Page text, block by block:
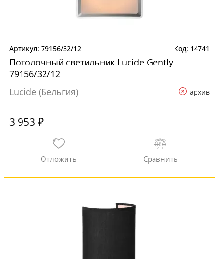
79156/32/12 14741
Потолочный светильник Lucide Gently
79156/32/12
Lucide (Бельгия)
архив
3 953 ₽